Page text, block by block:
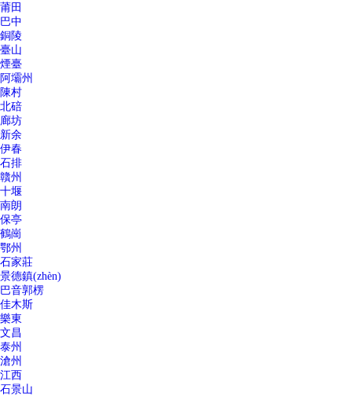
莆田
巴中
銅陵
臺山
煙臺
阿壩州
陳村
北碚
廊坊
新余
伊春
石排
贛州
十堰
南朗
保亭
鶴崗
鄂州
石家莊
景德鎮(zhèn)
巴音郭楞
佳木斯
樂東
文昌
泰州
滄州
江西
石景山